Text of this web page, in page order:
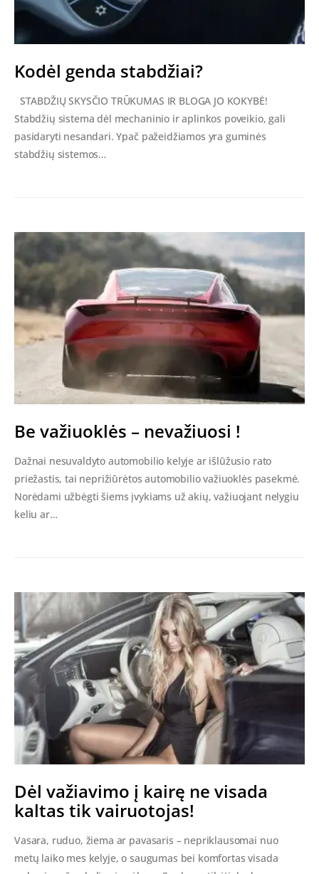
Kodėl genda stabdžiai?
STABDŽIŲ SKYSČIO TRŪKUMAS IR BLOGA JO KOKYBĖ!
Stabdžių sistema dėl mechaninio ir aplinkos poveikio, gali
pasidaryti nesandari. Ypač pažeidžiamos yra guminės
stabdžių sistemos…
Be važiuoklės – nevažiuosi !
Dažnai nesuvaldyto automobilio kelyje ar išlūžusio rato
priežastis, tai neprižiūrėtos automobilio važiuoklės pasekmė.
Norėdami užbėgti šiems įvykiams už akių, važiuojant nelygiu
keliu ar…
Dėl važiavimo į kairę ne visada
kaltas tik vairuotojas!
Vasara, ruduo, žiema ar pavasaris – nepriklausomai nuo
metų laiko mes kelyje, o saugumas bei komfortas visada